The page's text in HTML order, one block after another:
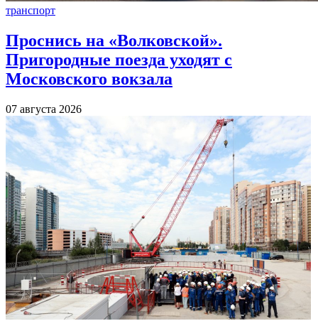
транспорт
Проснись на «Волковской».
Пригородные поезда уходят с
Московского вокзала
07 августа 2026